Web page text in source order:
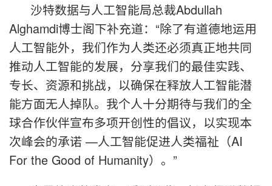
沙特数据与人工智能局总裁Abdullah
Alghamdi博士阁下补充道：“除了有道德地运用
人工智能外，我们作为人类还必须真正地共同
推动人工智能的发展，分享我们的最佳实践、
专长、资源和挑战，以确保在释放人工智能潜
能方面无人掉队。我个人十分期待与我们的全
球合作伙伴宣布多项开创性的倡议，以实现本
次峰会的承诺 —人工智能促进人类福祉（AI
For the Good of Humanity）。”